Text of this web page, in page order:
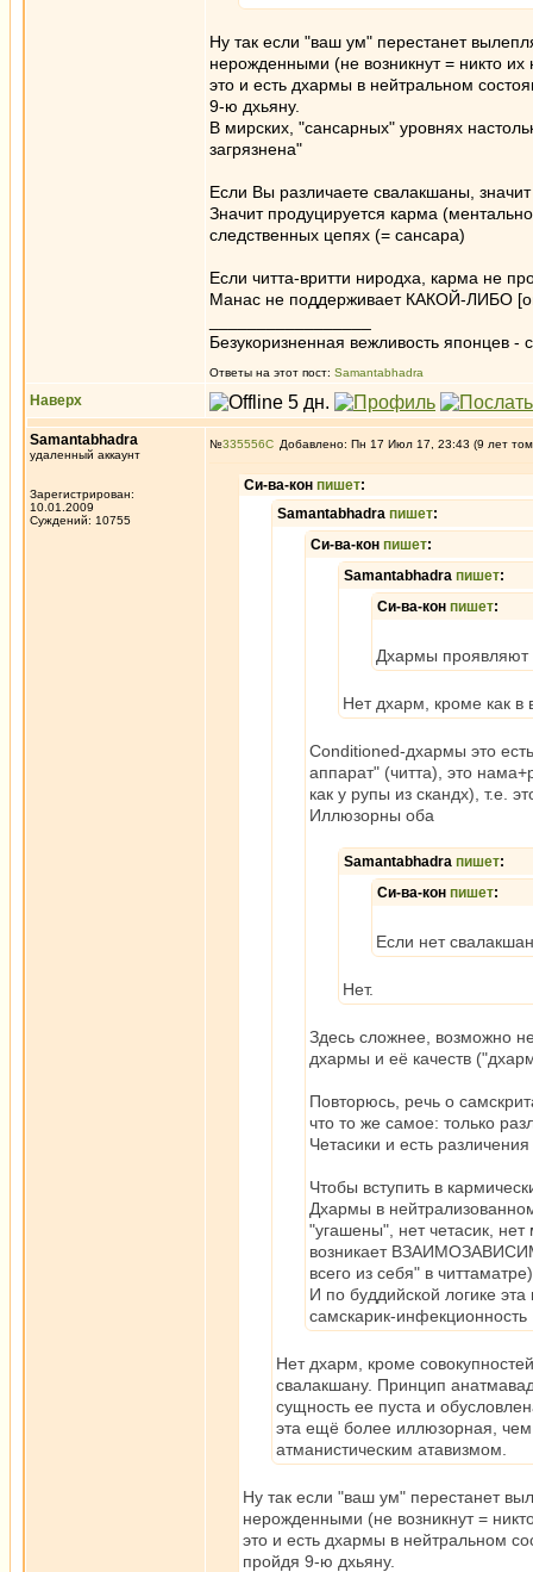
Ну так если "ваш ум" перестанет
нерожденными (не возникнут = никто их
это и есть дхармы в нейтральном
9-ю дхьяну.
В мирских, "сансарных" уровнях
загрязнена"
Если Вы различаете свалакшаны,
Значит продуцируется карма
следственных цепях (= сансара)
Если читта-вритти ниродха, карма не
Манас не поддерживает КАКОЙ-ЛИБО
Безукоризненная вежливость японцев -
Ответы на этот пост: Samantabhadra
Наверх
Samantabhadra
удаленный аккаунт
Зарегистрирован:
10.01.2009
Суждений: 10755
№335556 Добавлено: Пн 17 Июл 17, 23:43 (9 лет
Си-ва-кон пишет:
Samantabhadra пишет:
Си-ва-кон пишет:
Samantabhadra пишет:
Си-ва-кон пишет:
Дхармы проявляют
Нет дхарм, кроме как в
Conditioned-дхармы это
аппарат" (читта), это
как у рупы из скандх), т.е.
Иллюзорны оба
Samantabhadra пишет:
Си-ва-кон пишет:
Если нет
Нет.
Здесь сложнее, возможно
дхармы и её качеств
Повторюсь, речь о
что то же самое: только
Четасики и есть
Чтобы вступить в
Дхармы в
"угашены", нет четасик,
возникает
всего из себя" в
И по буддийской логике
самскарик-инфекционность
Нет дхарм, кроме
свалакшану. Принцип
сущность ее пуста и
эта ещё более иллюзорная, чем
атманистическим атавизмом.
Ну так если "ваш ум" перестанет
нерожденными (не возникнут =
это и есть дхармы в нейтральном
пройдя 9-ю дхьяну.